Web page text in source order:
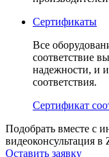
Сертификаты
Все
соответствие
надежности, и
соответствия.
Сертификат
Подобрать вместе с
видеоконсультация
Оставить заявку